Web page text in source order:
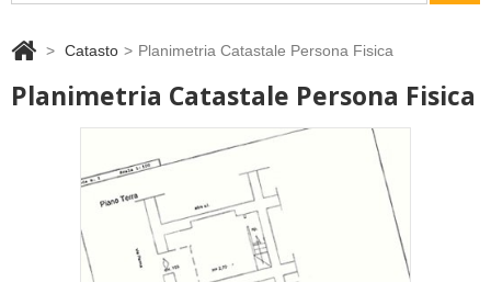
> Catasto > Planimetria Catastale Persona Fisica
Planimetria Catastale Persona Fisica